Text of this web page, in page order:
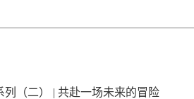
列（二） | 共赴一场未来的冒险